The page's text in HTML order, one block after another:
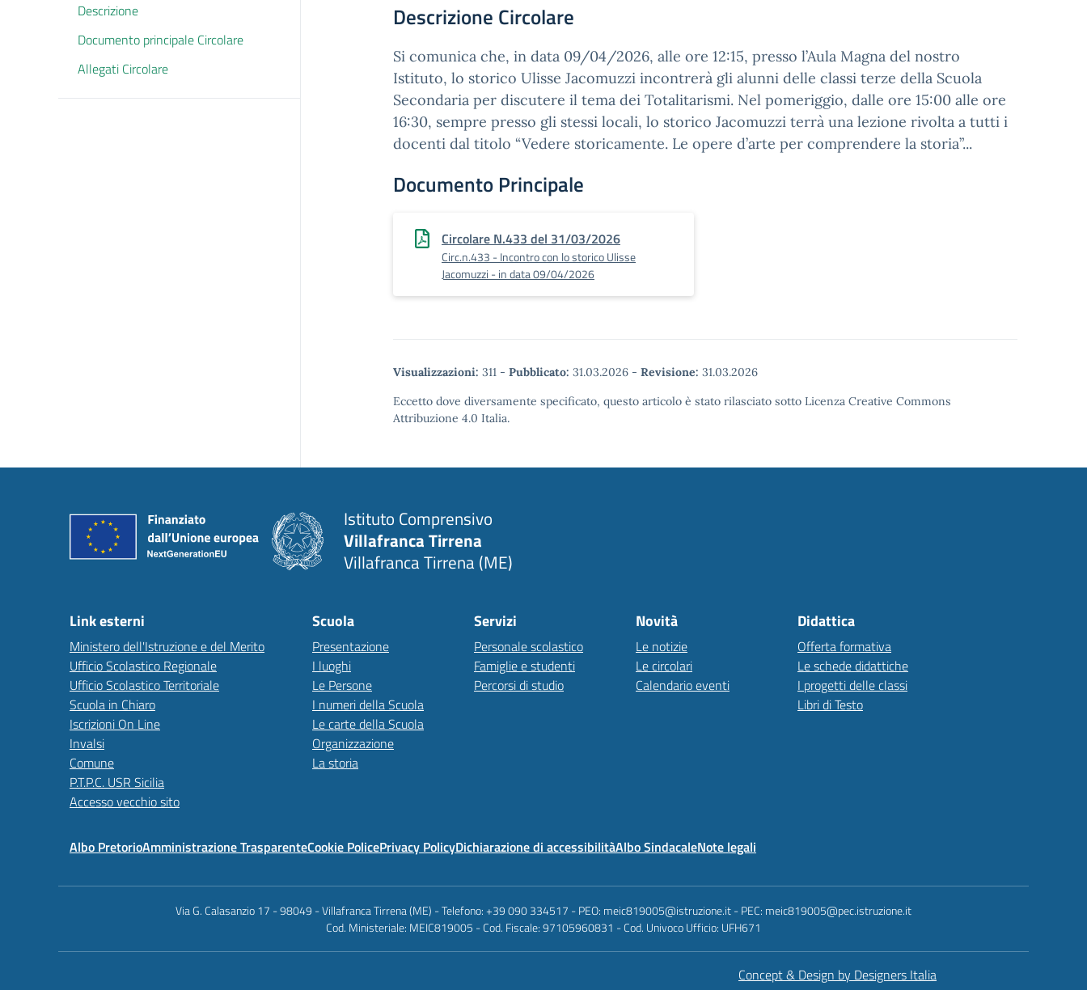
Descrizione
Documento principale Circolare
Allegati Circolare
Descrizione Circolare
Si comunica che, in data 09/04/2026, alle ore 12:15, presso l’Aula Magna del nostro
Istituto, lo storico Ulisse Jacomuzzi incontrerà gli alunni delle classi terze della Scuola
Secondaria per discutere il tema dei Totalitarismi. Nel pomeriggio, dalle ore 15:00 alle ore
16:30, sempre presso gli stessi locali, lo storico Jacomuzzi terrà una lezione rivolta a tutti i
docenti dal titolo “Vedere storicamente. Le opere d’arte per comprendere la storia”...
Documento Principale
Circolare N.433 del 31/03/2026
Circ.n.433 - Incontro con lo storico Ulisse
Jacomuzzi - in data 09/04/2026
Visualizzazioni: 311 - Pubblicato: 31.03.2026 - Revisione: 31.03.2026
Eccetto dove diversamente specificato, questo articolo è stato rilasciato sotto Licenza Creative Commons
Attribuzione 4.0 Italia.
Istituto Comprensivo
Villafranca Tirrena
Villafranca Tirrena (ME)
Link esterni
Ministero dell'Istruzione e del Merito
Ufficio Scolastico Regionale
Ufficio Scolastico Territoriale
Scuola in Chiaro
Iscrizioni On Line
Invalsi
Comune
P.T.P.C. USR Sicilia
Accesso vecchio sito
Scuola
Presentazione
I luoghi
Le Persone
I numeri della Scuola
Le carte della Scuola
Organizzazione
La storia
Servizi
Personale scolastico
Famiglie e studenti
Percorsi di studio
Novità
Le notizie
Le circolari
Calendario eventi
Didattica
Offerta formativa
Le schede didattiche
I progetti delle classi
Libri di Testo
Albo PretorioAmministrazione TrasparenteCookie PolicePrivacy PolicyDichiarazione di accessibilitàAlbo SindacaleNote legali
Via G. Calasanzio 17 - 98049 - Villafranca Tirrena (ME) - Telefono: +39 090 334517 - PEO: meic819005@istruzione.it - PEC: meic819005@pec.istruzione.it
Cod. Ministeriale: MEIC819005 - Cod. Fiscale: 97105960831 - Cod. Univoco Ufficio: UFH671
Concept & Design by Designers Italia